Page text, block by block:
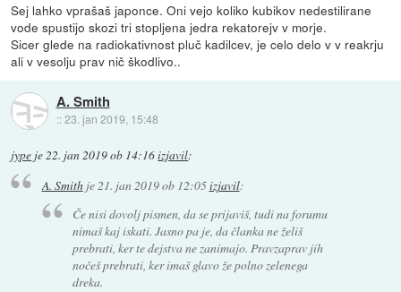
Sej lahko vprašaš japonce. Oni vejo koliko kubikov nedestilirane
vode spustijo skozi tri stopljena jedra rekatorejv v morje.
Sicer glede na radiokativnost pluč kadilcev, je celo delo v v reakrju
ali v vesolju prav nič škodlivo..
A. Smith
::23. jan 2019, 15:48
jype je22. jan 2019 ob 14:16izjavil:
A. Smithje 21. jan 2019 ob 12:05izjavil:
Če nisi dovolj pismen, da se prijaviš, tudi na forumu
nimaš kaj iskati. Jasno pa je, da članka ne želiš
prebrati, ker te dejstva ne zanimajo. Pravzaprav jih
nočeš prebrati, ker imaš glavo že polno zelenega
dreka.